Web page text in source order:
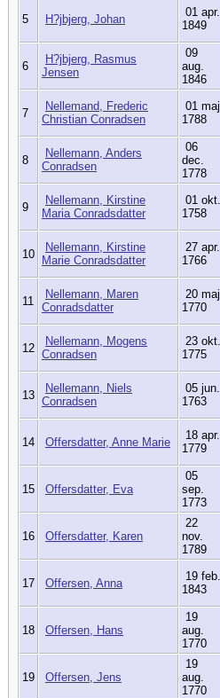
5 H?jbjerg, Johan
01 apr.
1849
6
H?jbjerg, Rasmus
Jensen
09
aug.
1846
7
Nellemand, Frederic
Christian Conradsen
01 maj
1788
8
Nellemann, Anders
Conradsen
06
dec.
1778
9
Nellemann, Kirstine
Maria Conradsdatter
01 okt.
1758
10
Nellemann, Kirstine
Marie Conradsdatter
27 apr.
1766
11
Nellemann, Maren
Conradsdatter
20 maj
1770
12
Nellemann, Mogens
Conradsen
23 okt.
1775
13
Nellemann, Niels
Conradsen
05 jun.
1763
14 Offersdatter, Anne Marie
18 apr.
1779
15 Offersdatter, Eva
05
sep.
1773
16 Offersdatter, Karen
22
nov.
1789
17 Offersen, Anna
19 feb.
1843
18 Offersen, Hans
19
aug.
1770
19 Offersen, Jens
19
aug.
1770